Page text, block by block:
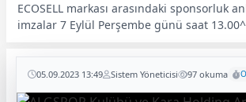
ECOSELL markası arasındaki sponsorluk
imzalar 7 Eylül Perşembe günü saat
05.09.2023 13:49 Sistem Yöneticisi 97 okuma